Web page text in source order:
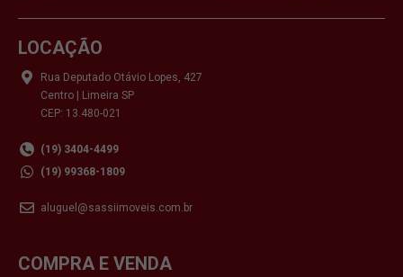
LOCAÇÃO
Rua Deputado Otávio Lopes, 427
Centro | Limeira SP
CEP: 13.480-021
(19) 3404-4499
(19) 99368-1809
aluguel@sassiimoveis.com.br
COMPRA E VENDA